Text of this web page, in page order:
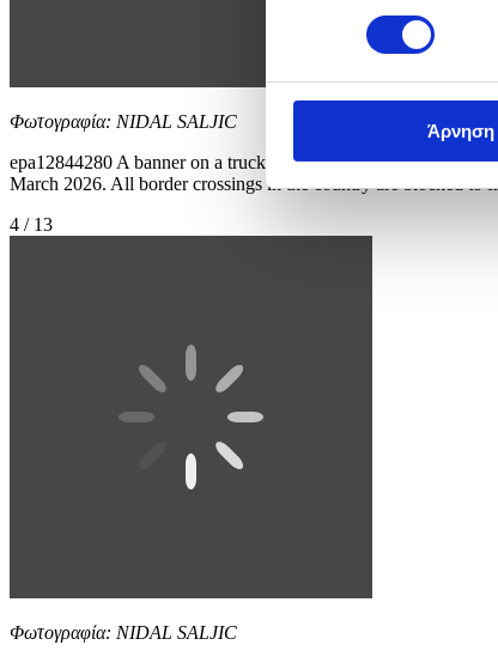
Άρνηση
Φωτογραφία: NIDAL SALJIC
epa12844280 A banner on a truck windshield reads 'It's
March 2026. All border crossings in the country are blocked to
4 / 13
Φωτογραφία: NIDAL SALJIC